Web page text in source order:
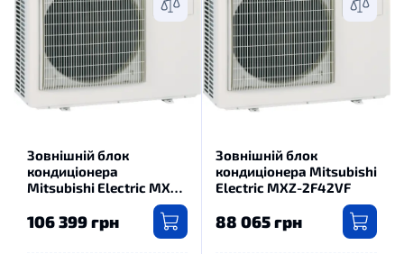
Зовнішній блок
кондиціонера
Mitsubishi Electric MXZ-
106 399 грн
Зовнішній блок
кондиціонера Mitsubishi
Electric MXZ-2F42VF
88 065 грн